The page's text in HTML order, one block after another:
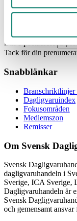
Din e-postadress
Tack för din
Snabblänkar
Branschriktlinjer
Dagligvaruindex
Fokusområden
Medlemszon
Remisser
Om Svensk
Svensk
dagligvaruhandeln i
Sverige, ICA Sverige,
Dagligvaruhandeln är
Svensk
och gemensamt